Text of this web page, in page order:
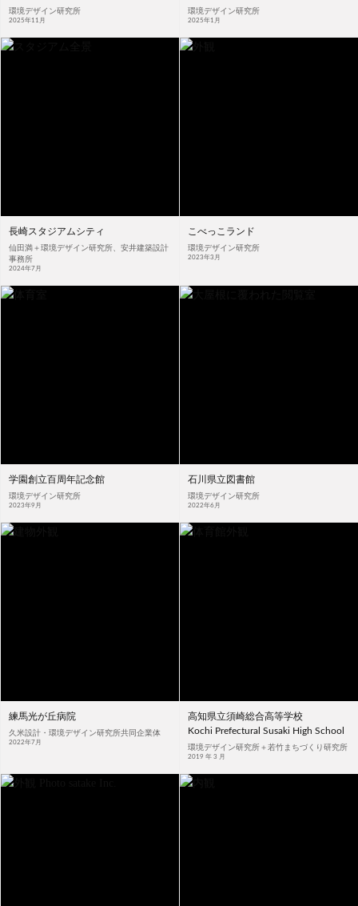
環境デザイン研究所
2025年11月
環境デザイン研究所
2025年1月
長崎スタジアムシティ
仙田満＋環境デザイン研究所、安井建築設計
事務所
2024年7月
こべっこランド
環境デザイン研究所
2023年3月
学園創立百周年記念館
環境デザイン研究所
2023年9月
石川県立図書館
環境デザイン研究所
2022年6月
練馬光が丘病院
久米設計・環境デザイン研究所共同企業体
2022年7月
高知県立須崎総合高等学校
Kochi Prefectural Susaki High School
環境デザイン研究所＋若竹まちづくり研究所
2019 年 3 月